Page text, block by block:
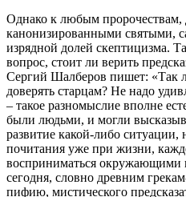
Однако к любым пророчествам,
канонизированными святыми,
изрядной долей скептицизма.
вопрос, стоит ли верить
Сергий Шалберов пишет: «Так
доверять старцам? Не надо
– такое разномыслие вполне
были людьми, и могли
развитие какой-либо ситуации,
почитания уже при жизни,
восприниматься окружающими
сегодня, словно древним
пифию, мистического